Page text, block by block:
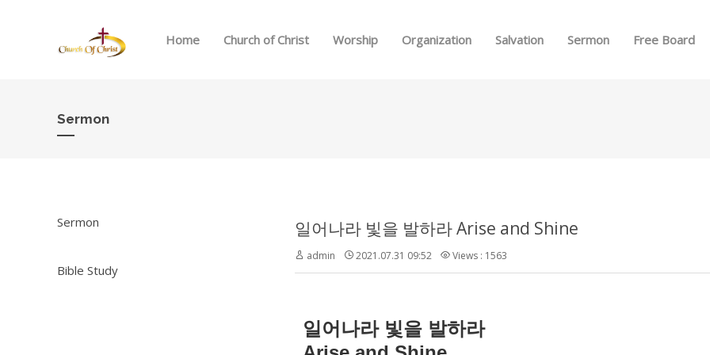
Home Church of Christ Worship Organization Salvation Sermon Free Board
Sermon
Sermon
Bible Study
일어나라 빛을 발하라 Arise and Shine
admin 2021.07.31 09:52 Views : 1563
일어나라 빛을 발하라